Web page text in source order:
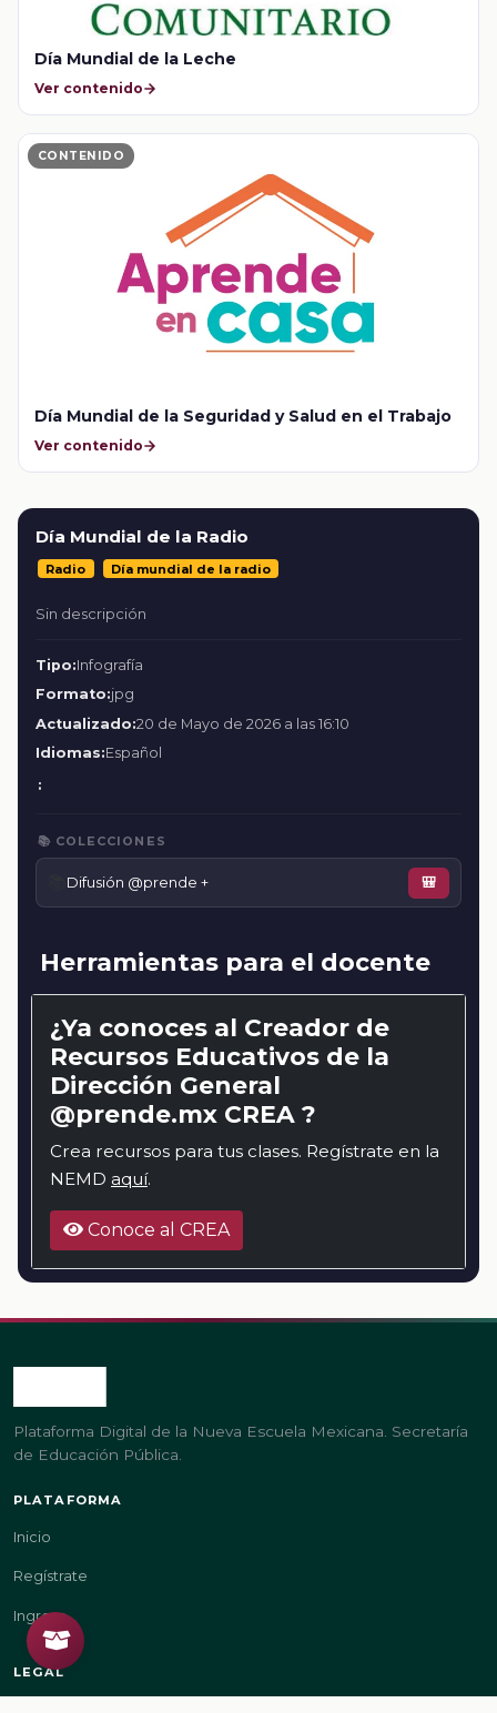
Día Mundial de la Leche
Ver contenido
CONTENIDO
Día Mundial de la Seguridad y Salud en el Trabajo
Ver contenido
Día Mundial de la Radio
Radio Día mundial de la radio
Sin descripción
Tipo:Infografía
Formato:jpg
Actualizado:20 de Mayo de 2026 a las 16:10
Idiomas:Español
:
📚 COLECCIONES
Difusión @prende + 🎒
Herramientas para el docente
¿Ya conoces al Creador de
Recursos Educativos de la
Dirección General
@prende.mx CREA ?
Crea recursos para tus clases. Regístrate en la
NEMD aquí.
Conoce al CREA
Plataforma Digital de la Nueva Escuela Mexicana. Secretaría
de Educación Pública.
PLATAFORMA
Inicio
Regístrate
Ingresa
LEGAL